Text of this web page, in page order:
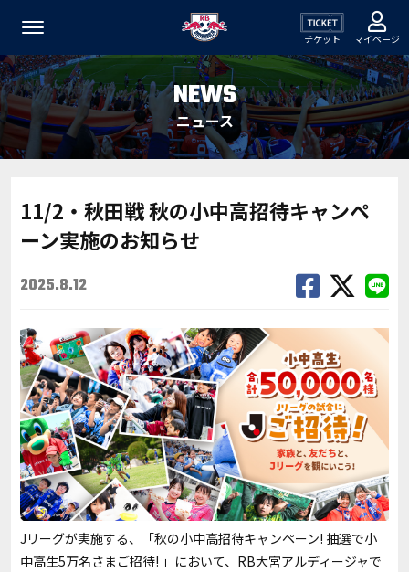
チケット マイページ
NEWS
ニュース
11/2・秋田戦 秋の小中高招待キャンペ
ーン実施のお知らせ
2025.8.12
Jリーグが実施する、「秋の小中高招待キャンペーン! 抽選で小
中高生5万名さまご招待! 」において、RB大宮アルディージャで